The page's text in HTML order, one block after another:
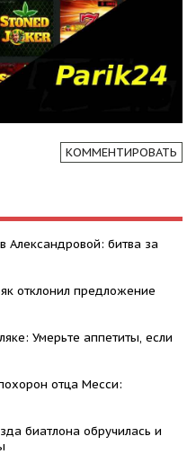
КОММЕНТИРОВАТЬ
Александровой: битва за
отклонил предложение
Умерьте аппетиты, если
отца Месси:
биатлона обручилась и